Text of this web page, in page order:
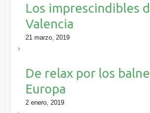
Los imprescindibles
Valencia
21 marzo, 2019
De relax por los
Europa
2 enero, 2019